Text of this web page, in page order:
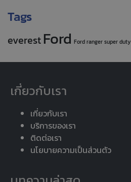
Tags
everest Ford Ford ranger super duty
เกี่ยวกับเรา
เกี่ยวกับเรา
บริการของเรา
ติดต่อเรา
นโยบายความเป็นส่วนตัว